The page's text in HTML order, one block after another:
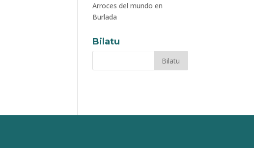
Arroces del mundo en
Burlada
Bilatu